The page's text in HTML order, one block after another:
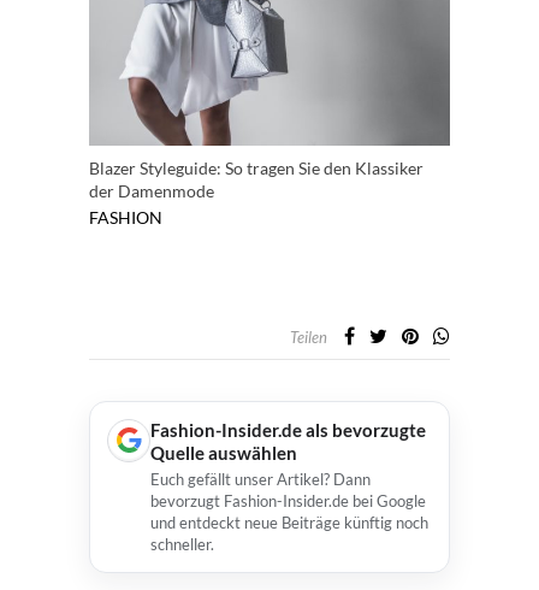
Blazer Styleguide: So tragen Sie den Klassiker
der Damenmode
FASHION
Teilen
Fashion-Insider.de als bevorzugte
Quelle auswählen
Euch gefällt unser Artikel? Dann
bevorzugt Fashion-Insider.de bei Google
und entdeckt neue Beiträge künftig noch
schneller.